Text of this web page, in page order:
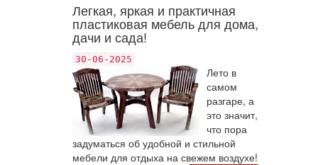
Легкая, яркая и практичная
пластиковая мебель для дома,
дачи и сада!
30-06-2025
Лето в
самом
разгаре, а
это значит,
что пора
задуматься об удобной и стильной
мебели для отдыха на свежем воздухе!